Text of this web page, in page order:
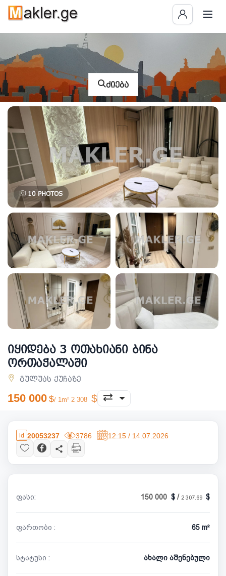
ძიება
10PHOTOS
იყიდება 3 ოთახიანი ბინა
ორთაჭალაში
გულუას ქუჩაზე
150 000 / 1m² 2 308
20053237 3786 12:15 / 14.07.2026
ფასი: 150 000 / 2 307.69
ფართობი : 65 m²
სტატუსი : ახალი აშენებული